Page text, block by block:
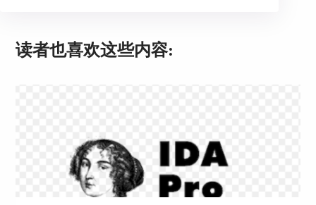
对关键函数先用快捷键【P】手动创建函数边界，
再用【X】查看交叉引用，确认调用点数量与落点
符合预期；若出现大量引用落在数据区或落在明显
不可能的地址，优先怀疑基址与段权限。
读者也喜欢这些内容: